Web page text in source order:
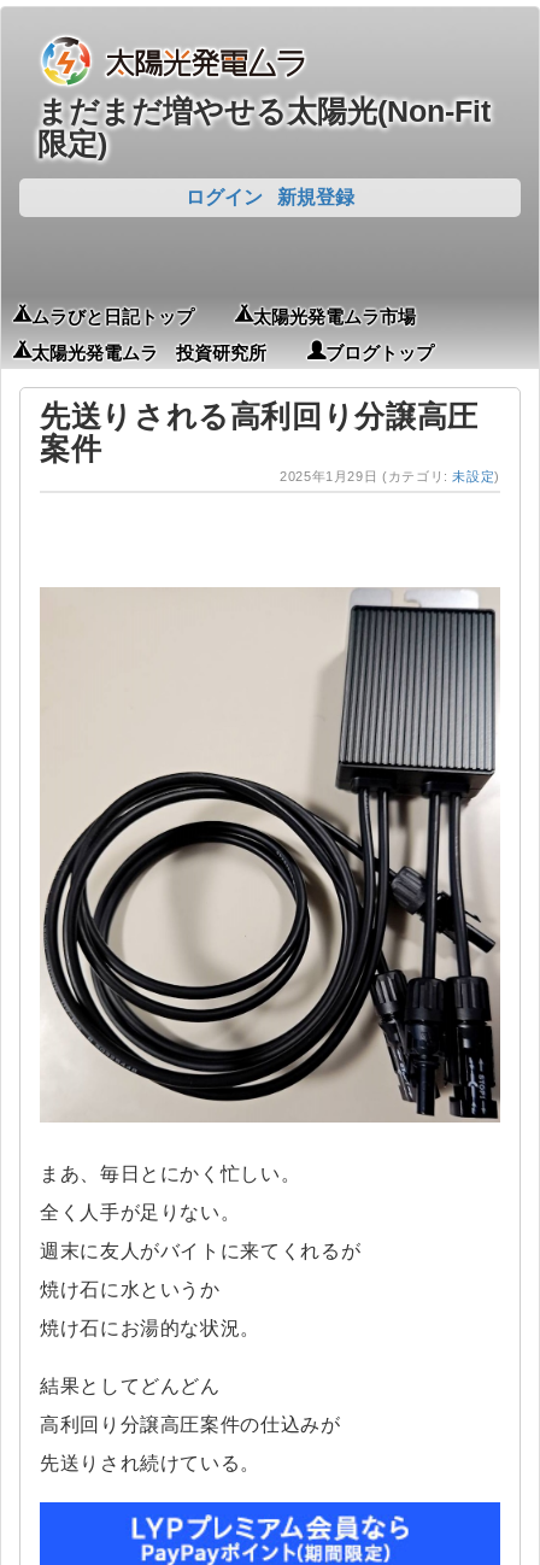
まだまだ増やせる太陽光(Non-Fit
限定)
ログイン 新規登録
ムラびと日記トップ
太陽光発電ムラ市場
太陽光発電ムラ 投資研究所
ブログトップ
先送りされる高利回り分譲高圧
案件
2025年1月29日 (カテゴリ:未設定)
まあ、毎日とにかく忙しい。
全く人手が足りない。
週末に友人がバイトに来てくれるが
焼け石に水というか
焼け石にお湯的な状況。
結果としてどんどん
高利回り分譲高圧案件の仕込みが
先送りされ続けている。